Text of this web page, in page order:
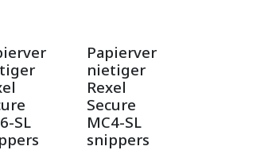
SL
Papierver
nietiger
Rexel
Secure
MC4-SL
snippers